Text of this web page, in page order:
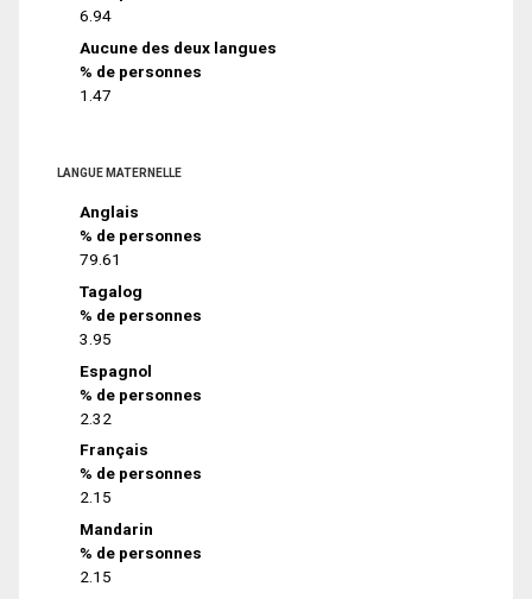
6.94
Aucune des deux langues
% de personnes
1.47
LANGUE MATERNELLE
Anglais
% de personnes
79.61
Tagalog
% de personnes
3.95
Espagnol
% de personnes
2.32
Français
% de personnes
2.15
Mandarin
% de personnes
2.15